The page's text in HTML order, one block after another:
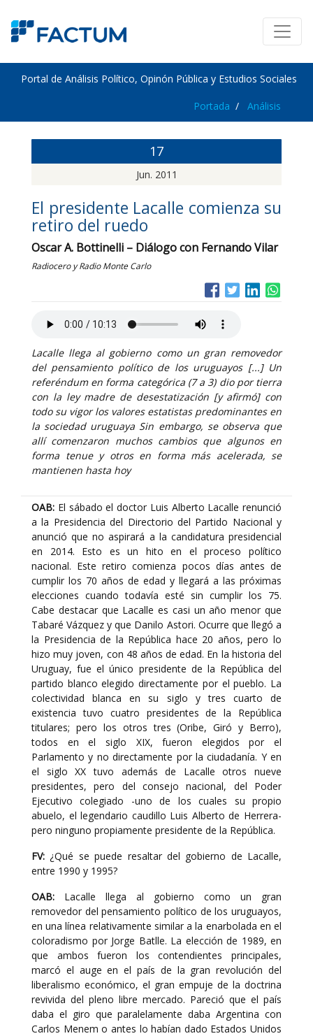
Portal de Análisis Político, Opinón Pública y Estudios Sociales
Portada Análisis
17
Jun. 2011
El presidente Lacalle comienza su
retiro del ruedo
Oscar A. Bottinelli – Diálogo con Fernando Vilar
Radiocero y Radio Monte Carlo
Lacalle llega al gobierno como un gran removedor
del pensamiento político de los uruguayos [...] Un
referéndum en forma categórica (7 a 3) dio por tierra
con la ley madre de desestatización [y afirmó] con
todo su vigor los valores estatistas predominantes en
la sociedad uruguaya Sin embargo, se observa que
allí comenzaron muchos cambios que algunos en
forma tenue y otros en forma más acelerada, se
mantienen hasta hoy
OAB: El sábado el doctor Luis Alberto Lacalle renunció
a la Presidencia del Directorio del Partido Nacional y
anunció que no aspirará a la candidatura presidencial
en 2014. Esto es un hito en el proceso político
nacional. Este retiro comienza pocos días antes de
cumplir los 70 años de edad y llegará a las próximas
elecciones cuando todavía esté sin cumplir los 75.
Cabe destacar que Lacalle es casi un año menor que
Tabaré Vázquez y que Danilo Astori. Ocurre que llegó a
la Presidencia de la República hace 20 años, pero lo
hizo muy joven, con 48 años de edad. En la historia del
Uruguay, fue el único presidente de la República del
partido blanco elegido directamente por el pueblo. La
colectividad blanca en su siglo y tres cuarto de
existencia tuvo cuatro presidentes de la República
titulares; pero los otros tres (Oribe, Giró y Berro),
todos en el siglo XIX, fueron elegidos por el
Parlamento y no directamente por la ciudadanía. Y en
el siglo XX tuvo además de Lacalle otros nueve
presidentes, pero del consejo nacional, del Poder
Ejecutivo colegiado -uno de los cuales su propio
abuelo, el legendario caudillo Luis Alberto de Herrera-
pero ninguno propiamente presidente de la República.
FV: ¿Qué se puede resaltar del gobierno de Lacalle,
entre 1990 y 1995?
OAB: Lacalle llega al gobierno como un gran
removedor del pensamiento político de los uruguayos,
en una línea relativamente similar a la enarbolada en el
coloradismo por Jorge Batlle. La elección de 1989, en
que ambos fueron los contendientes principales,
marcó el auge en el país de la gran revolución del
liberalismo económico, el gran empuje de la doctrina
revivida del pleno libre mercado. Pareció que el país
daba el giro que paralelamente daba Argentina con
Carlos Menem o antes lo habían dado Estados Unidos